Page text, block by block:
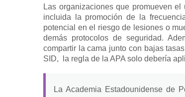
Las organizaciones que promueven
incluida la promoción de la
potencial en el riesgo de lesiones o
demás protocolos de seguridad.
compartir la cama junto con bajas
SID, la regla de la APA solo debería
La Academia Estadounidense de